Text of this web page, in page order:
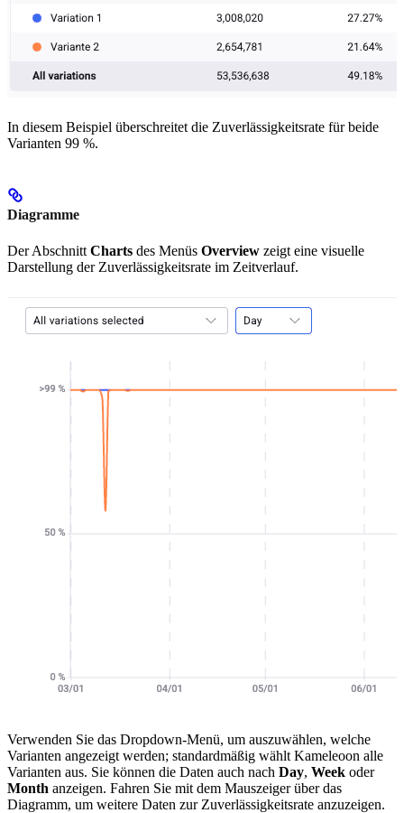
In diesem Beispiel überschreitet die Zuverlässigkeitsrate für beide
Varianten 99 %.
Diagramme
Der Abschnitt Charts des Menüs Overview zeigt eine visuelle
Darstellung der Zuverlässigkeitsrate im Zeitverlauf.
Verwenden Sie das Dropdown-Menü, um auszuwählen, welche
Varianten angezeigt werden; standardmäßig wählt Kameleoon alle
Varianten aus. Sie können die Daten auch nach Day, Week oder
Month anzeigen. Fahren Sie mit dem Mauszeiger über das
Diagramm, um weitere Daten zur Zuverlässigkeitsrate anzuzeigen.